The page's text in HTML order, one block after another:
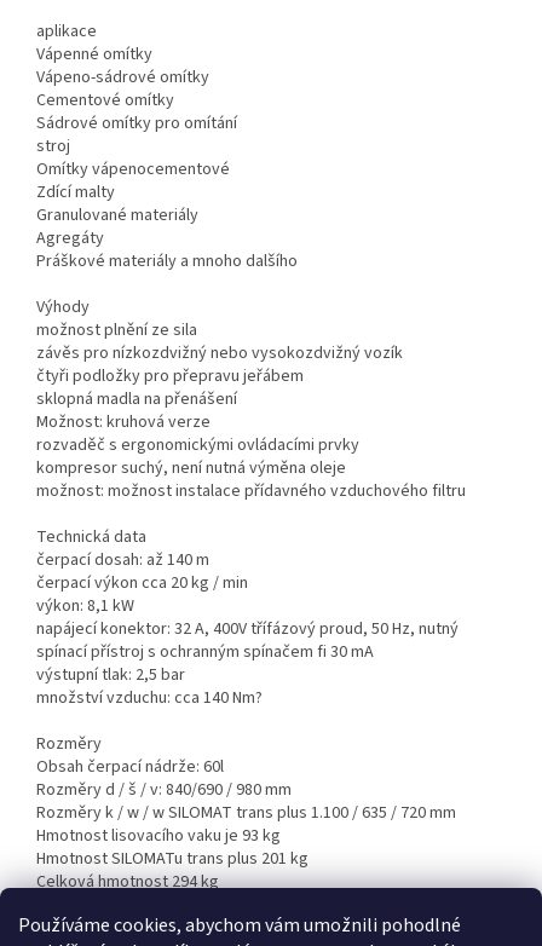
Používáme cookies, abychom vám umožnili pohodlné
aplikace
Vápenné omítky
Vápeno-sádrové omítky
Cementové omítky
Sádrové omítky pro omítání
stroj
Omítky vápenocementové
Zdící malty
Granulované materiály
Agregáty
Práškové materiály a mnoho dalšího
Výhody
možnost plnění ze sila
závěs pro nízkozdvižný nebo vysokozdvižný vozík
čtyři podložky pro přepravu jeřábem
sklopná madla na přenášení
Možnost: kruhová verze
rozvaděč s ergonomickými ovládacími prvky
kompresor suchý, není nutná výměna oleje
možnost: možnost instalace přídavného vzduchového filtru
Technická data
čerpací dosah: až 140 m
čerpací výkon cca 20 kg / min
výkon: 8,1 kW
napájecí konektor: 32 A, 400V třífázový proud, 50 Hz, nutný
spínací přístroj s ochranným spínačem fi 30 mA
výstupní tlak: 2,5 bar
množství vzduchu: cca 140 Nm?
Rozměry
Obsah čerpací nádrže: 60l
Rozměry d / š / v: 840/690 / 980 mm
Rozměry k / w / w SILOMAT trans plus 1.100 / 635 / 720 mm
Hmotnost lisovacího vaku je 93 kg
Hmotnost SILOMATu trans plus 201 kg
Celková hmotnost 294 kg